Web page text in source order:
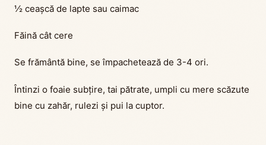
½ ceașcă de lapte sau caimac
Făină cât cere
Se frământă bine, se împachetează de 3-4 ori.
Întinzi o foaie subțire, tai pătrate, umpli cu mere scăzute
bine cu zahăr, rulezi și pui la cuptor.